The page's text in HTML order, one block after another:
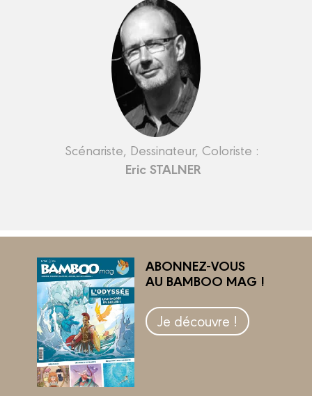
Scénariste, Dessinateur, Coloriste :
Eric STALNER
ABONNEZ-VOUS
AU BAMBOO MAG !
Je découvre !